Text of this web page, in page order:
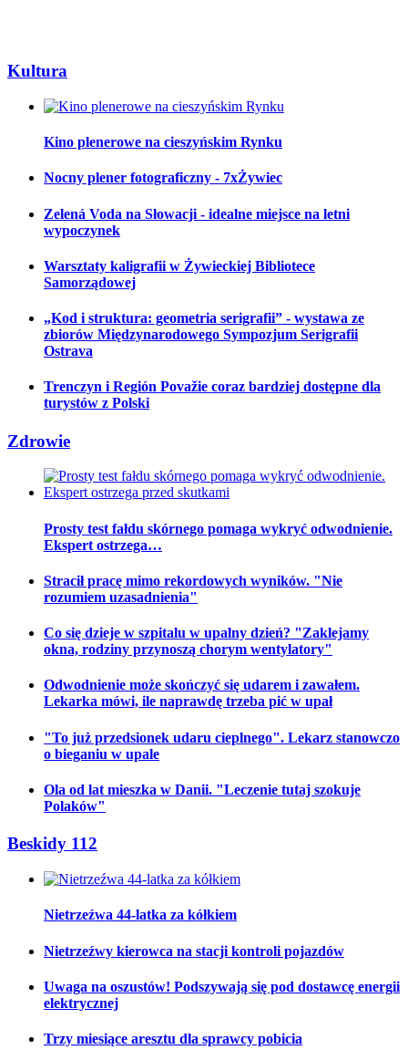
Kultura
Kino plenerowe na cieszyńskim Rynku
Nocny plener fotograficzny - 7xŻywiec
Zelená Voda na Słowacji - idealne miejsce na letni
wypoczynek
Warsztaty kaligrafii w Żywieckiej Bibliotece
Samorządowej
„Kod i struktura: geometria serigrafii” - wystawa ze
zbiorów Międzynarodowego Sympozjum Serigrafii
Ostrava
Trenczyn i Región Považie coraz bardziej dostępne dla
turystów z Polski
Zdrowie
Prosty test fałdu skórnego pomaga wykryć odwodnienie.
Ekspert ostrzega…
Stracił pracę mimo rekordowych wyników. "Nie
rozumiem uzasadnienia"
Co się dzieje w szpitalu w upalny dzień? "Zaklejamy
okna, rodziny przynoszą chorym wentylatory"
Odwodnienie może skończyć się udarem i zawałem.
Lekarka mówi, ile naprawdę trzeba pić w upał
"To już przedsionek udaru cieplnego". Lekarz stanowczo
o bieganiu w upale
Ola od lat mieszka w Danii. "Leczenie tutaj szokuje
Polaków"
Beskidy 112
Nietrzeźwa 44-latka za kółkiem
Nietrzeźwy kierowca na stacji kontroli pojazdów
Uwaga na oszustów! Podszywają się pod dostawcę energii
elektrycznej
Trzy miesiące aresztu dla sprawcy pobicia